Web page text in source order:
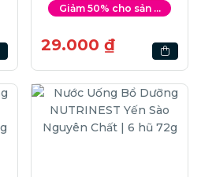
Giảm 50% cho sản ...
29.000 ₫